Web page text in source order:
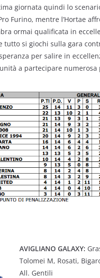
giornata quindi lo
Furino, mentre l’Hortae
ormai qualificata in
tutto si giochi sulla gara
per salire in
a partecipare numerosa
AVIGLIANO GALAXY:
Tolomei M, Rosati,
All. Gentili